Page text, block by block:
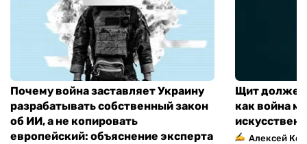
Почему война заставляет Украину
разрабатывать собственный закон
об ИИ, а не копировать
европейский: объяснение эксперта
Щит должен
как война
Алексей